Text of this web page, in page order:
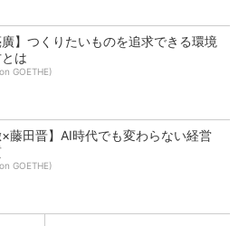
廣】つくりたいものを追求できる環境
は
GOETHE)
×藤田晋】AI時代でも変わらない経営
GOETHE)